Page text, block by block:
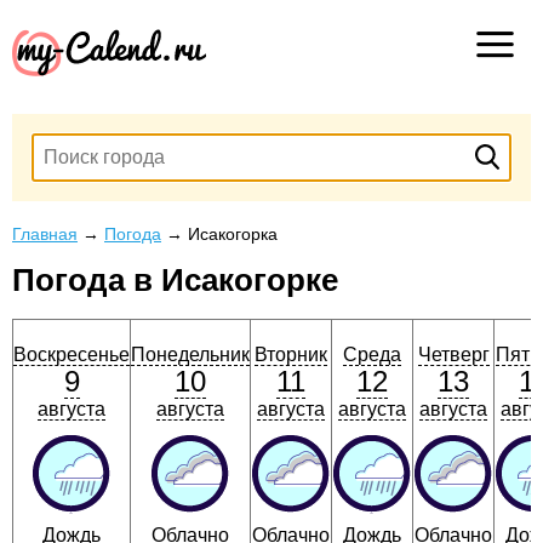
Главная → Погода → Исакогорка
Погода в Исакогорке
Воскресенье
9
августа
Дождь
Понедельник
10
августа
Облачно
Вторник
11
августа
Облачно
Среда
12
августа
Дождь
Четверг
13
августа
Облачно